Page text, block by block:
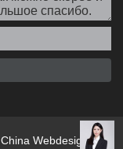
China Webdesign